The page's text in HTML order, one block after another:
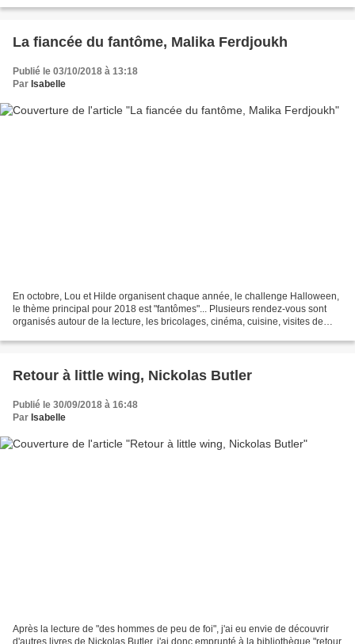
La fiancée du fantôme, Malika Ferdjoukh
Publié le 03/10/2018 à 13:18
Par Isabelle
En octobre, Lou et Hilde organisent chaque année, le challenge Halloween,
le thème principal pour 2018 est "fantômes"... Plusieurs rendez-vous sont
organisés autour de la lecture, les bricolages, cinéma, cuisine, visites de
Retour à little wing, Nickolas Butler
Publié le 30/09/2018 à 16:48
Par Isabelle
Après la lecture de "des hommes de peu de foi", j'ai eu envie de découvrir
d'autres livres de Nickolas Butler, j'ai donc emprunté à la bibliothèque "retour